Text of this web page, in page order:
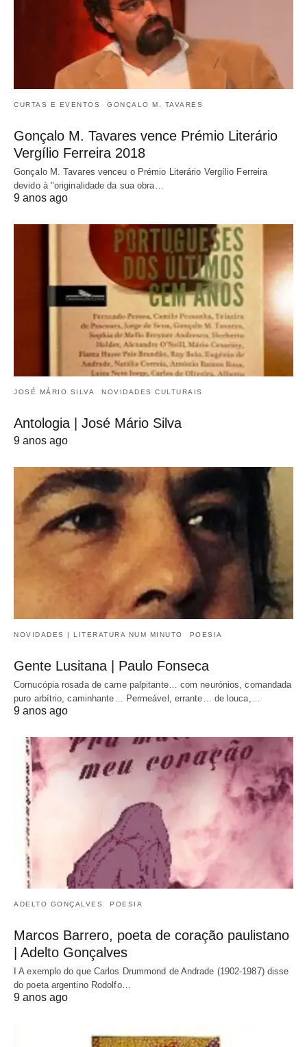
CURTAS E EVENTOS GONÇALO M. TAVARES
Gonçalo M. Tavares vence Prémio Literário
Vergílio Ferreira 2018
Gonçalo M. Tavares venceu o Prémio Literário Vergílio Ferreira
devido à "originalidade da sua obra…
9 anos ago
JOSÉ MÁRIO SILVA NOVIDADES CULTURAIS
Antologia | José Mário Silva
9 anos ago
NOVIDADES | LITERATURA NUM MINUTO POESIA
Gente Lusitana | Paulo Fonseca
Cornucópia rosada de carne palpitante… com neurónios, comandada
puro arbítrio, caminhante… Permeável, errante… de louca,…
9 anos ago
ADELTO GONÇALVES POESIA
Marcos Barrero, poeta de coração paulistano
| Adelto Gonçalves
I A exemplo do que Carlos Drummond de Andrade (1902-1987) disse
do poeta argentino Rodolfo…
9 anos ago